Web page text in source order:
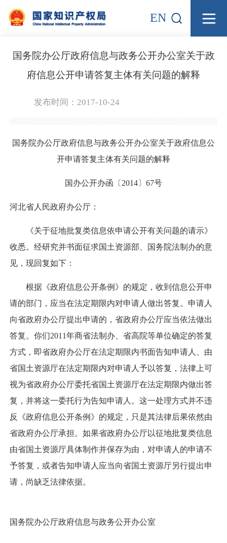
EN
国务院办公厅政府信息与政务公开办公室关于政
府信息公开申请答复主体有关问题的解释
发布时间：2017-10-24
国务院办公厅政府信息与政务公开办公室关于政府信息公
开申请答复主体有关问题的解释
国办公开办函〔2014〕67号
河北省人民政府办公厅：
《关于征地批复类信息依申请公开有关问题的请示》
收悉。经研究并书面征求国土资源部、国务院法制办的意
见，现回复如下：
根据《政府信息公开条例》的规定，收到信息公开申
请的部门，应当在法定期限内对申请人做出答复。申请人
向省政府办公厅提出申请的，省政府办公厅应当依法做出
答复。你们2011年商省法制办、省高院等单位确定的答复
方式，即省政府办公厅在法定期限内书面告知申请人、由
省国土资源厅在法定期限内对申请人予以答复，法律上可
视为省政府办公厅委托省国土资源厅在法定期限内做出答
复，并将这一委托行为告知申请人。这一处理方式并不违
反《政府信息公开条例》的规定，只是其法律后果依然由
省政府办公厅承担。如果省政府办公厅以征地批复类信息
由省国土资源厅具体制作并保存为由，对申请人的申请不
予答复，或者告知申请人应当向省国土资源厅另行提出申
请，尚缺乏法律依据。
国务院办公厅政府信息与政务公开办公室